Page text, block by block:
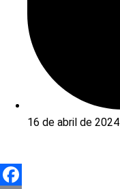
16 de abril de 2024